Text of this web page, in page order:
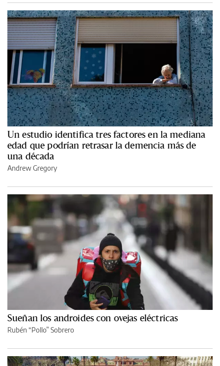
Un estudio identifica tres factores en la mediana
edad que podrían retrasar la demencia más de
una década
Andrew Gregory
Sueñan los androides con ovejas eléctricas
Rubén “Pollo” Sobrero